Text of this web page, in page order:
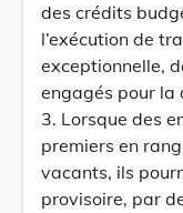
des crédits
l’exécution de
exceptionnelle,
engagés pour la
3. Lorsque des
premiers en
vacants, ils
provisoire, par